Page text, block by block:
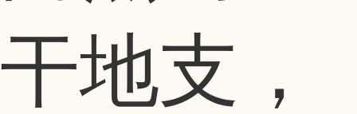
干地支，